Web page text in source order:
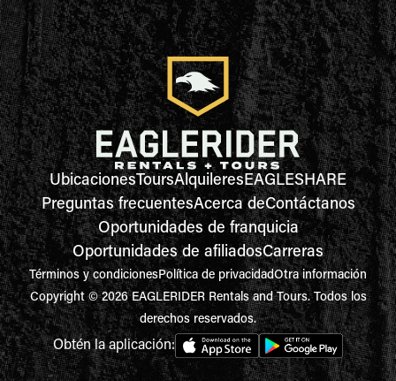
UbicacionesToursAlquileresEAGLESHARE
Preguntas frecuentesAcerca deContáctanos
Oportunidades de franquicia
Oportunidades de afiliadosCarreras
Términos y condicionesPolítica de privacidadOtra información
Copyright © 2026 EAGLERIDER Rentals and Tours. Todos los
derechos reservados.
Obtén la aplicación: